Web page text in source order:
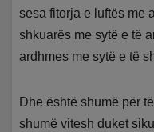
sesa fitorja e luftës me
shkuarës me sytë e të
ardhmes me sytë e të
Dhe është shumë për
shumë vitesh duket